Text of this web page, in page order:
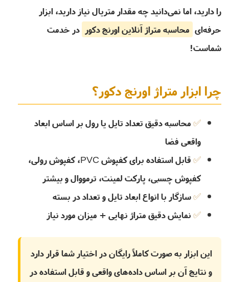
را دارید، اما نمی‌دانید چه مقدار متریال نیاز دارید، ابزار
حرفه‌ای محاسبه متراژ آنلاین اورنج دکور در خدمت
شماست!
چرا ابزار متراژ اورنج دکور؟
محاسبه دقیق تعداد تایل یا رول بر اساس ابعاد
واقعی فضا
قابل استفاده برای کفپوش PVC، کفپوش رولی،
کفپوش چسبی، پارکت لمینت، ترمووال و بیشتر
سازگار باانواع ابعاد تایلوتعداد در بسته
نمایش دقیق متراژ نهایی + میزان مورد نیاز
این ابزار به صورت کاملاً رایگان در اختیار شما قرار دارد
و نتایج آن بر اساس داده‌های واقعی و قابل استفاده در